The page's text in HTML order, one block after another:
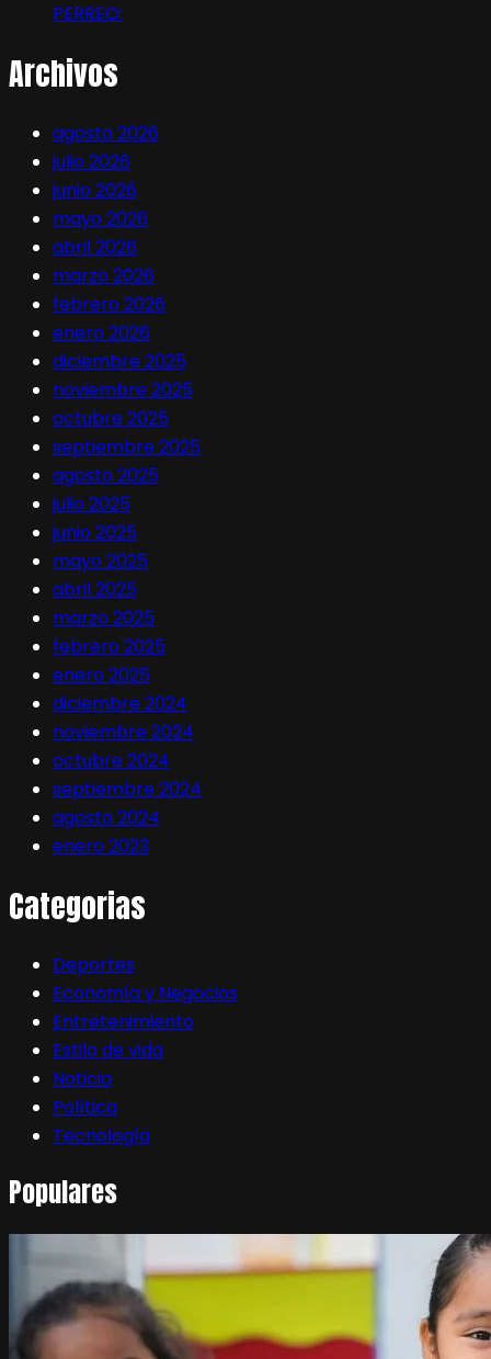
PERREO:
Archivos
agosto 2026
julio 2026
junio 2026
mayo 2026
abril 2026
marzo 2026
febrero 2026
enero 2026
diciembre 2025
noviembre 2025
octubre 2025
septiembre 2025
agosto 2025
julio 2025
junio 2025
mayo 2025
abril 2025
marzo 2025
febrero 2025
enero 2025
diciembre 2024
noviembre 2024
octubre 2024
septiembre 2024
agosto 2024
enero 2023
Categorias
Deportes
Economía y Negocios
Entretenimiento
Estilo de vida
Noticia
Política
Tecnología
Populares